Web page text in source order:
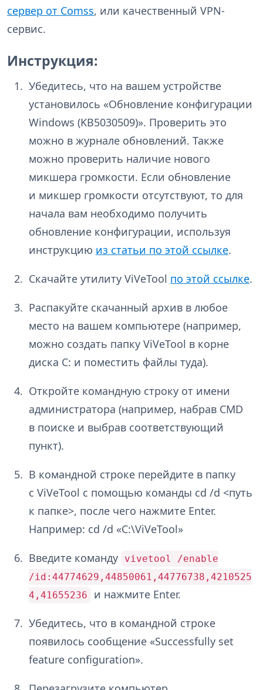
сервер от Comss, или качественный VPN-
сервис.
Инструкция:
Убедитесь, что на вашем устройстве
установилось «Обновление конфигурации
Windows (KB5030509)». Проверить это
можно в журнале обновлений. Также
можно проверить наличие нового
микшера громкости. Если обновление
и микшер громкости отсутствуют, то для
начала вам необходимо получить
обновление конфигурации, используя
инструкцию из статьи по этой ссылке.
Скачайте утилиту ViVeTool по этой ссылке.
Распакуйте скачанный архив в любое
место на вашем компьютере (например,
можно создать папку ViVeTool в корне
диска C: и поместить файлы туда).
Откройте командную строку от имени
администратора (например, набрав CMD
в поиске и выбрав соответствующий
пункт).
В командной строке перейдите в папку
с ViVeTool с помощью команды cd /d <путь
к папке>, после чего нажмите Enter.
Например: cd /d «C:\ViVeTool»
Введите команду
vivetool /enable
/id:44774629,44850061,44776738,4210525
4,41655236
и нажмите Enter.
Убедитесь, что в командной строке
появилось сообщение «Successfully set
feature configuration».